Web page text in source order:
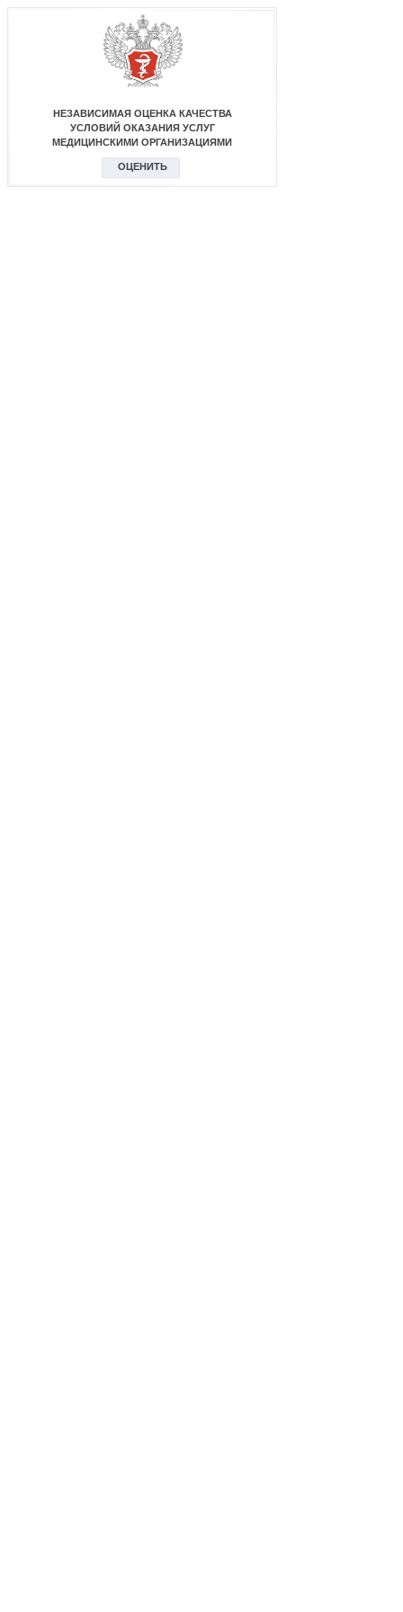
НЕЗАВИСИМАЯ ОЦЕНКА КАЧЕСТВА
УСЛОВИЙ ОКАЗАНИЯ УСЛУГ
МЕДИЦИНСКИМИ ОРГАНИЗАЦИЯМИ
ОЦЕНИТЬ